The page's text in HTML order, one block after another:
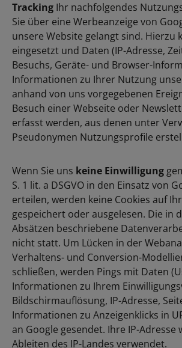
Tracking Ihr nachfolgendes
Sie über eine Werbeanzeige von
unsere Website gelangt sind. Hierzu
eingesetzt und Daten (IP-Adresse,
Besuchs, Geräte- und Browser-
Informationen zu Ihrer Nutzung
anhand von uns vorgegebenen
Besuch einer Webseite oder
erfasst werden, aus denen unter
Pseudonymen Nutzungsprofile
Wenn Sie uns keine Einwilligung
S. 1 lit. a DSGVO in den Einsatz von
erteilen, werden keine Cookies auf
gespeichert oder ausgelesen. Die in
Absätzen beschriebene
nicht statt. Um Lücken in der
Verhaltens- und Conversion-
schließen, werden Pings mit Daten
Informationen zu Ihrem
Bildschirmauflösung, IP-Adresse,
Informationen zu Anzeigenklicks in
an Google gesendet. Ihre IP-Adresse
Ableiten des IP-Landes verwendet.